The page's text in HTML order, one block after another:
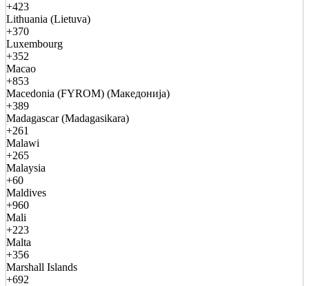
+423
Lithuania (Lietuva)
+370
Luxembourg
+352
Macao
+853
Macedonia (FYROM) (Македонија)
+389
Madagascar (Madagasikara)
+261
Malawi
+265
Malaysia
+60
Maldives
+960
Mali
+223
Malta
+356
Marshall Islands
+692